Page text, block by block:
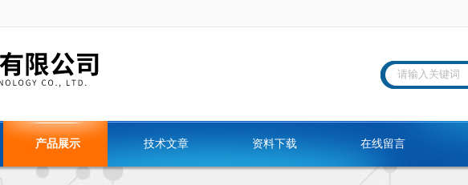
产品展示 技术文章 资料下载 在线留言